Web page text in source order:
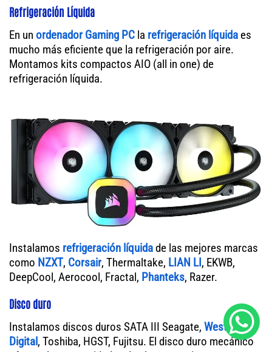
Refrigeración Líquida
En un ordenador Gaming PC la refrigeración líquida es
mucho más eficiente que la refrigeración por aire.
Montamos kits compactos AIO (all in one) de
refrigeración líquida.
Instalamos refrigeración líquidade las mejores marcas
como NZXT, Corsair, Thermaltake, LIAN LI, EKWB,
DeepCool, Aerocool, Fractal, Phanteks, Razer.
Disco duro
Instalamos discos duros SATA III Seagate, Western
Digital, Toshiba, HGST, Fujitsu. El disco duro mecánico